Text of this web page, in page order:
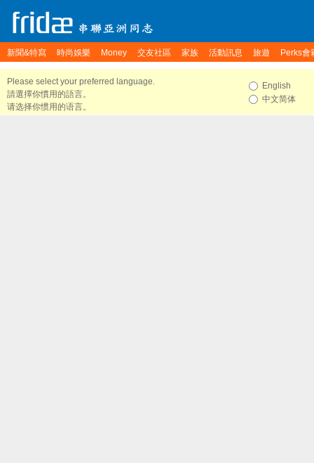
新聞&特寫 時尚娛樂 Money 交友社區 家族 活動訊息 旅遊 Perks會
Please select your preferred language.
請選擇你慣用的語言。
请选择你惯用的语言。
English
中文简体